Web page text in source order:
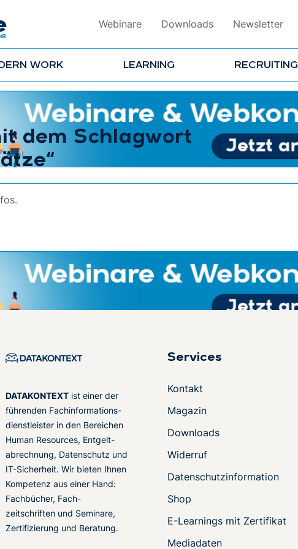
Webinare Downloads Newsletter
WORK LEARNING RECRUITING
dem Schlagwort
DATAKONTEXT ist einer der
führenden Fachinformations-
dienstleister in den Bereichen
Human Resources, Entgelt-
abrechnung, Datenschutz und
IT-Sicherheit. Wir bieten Ihnen
Kompetenz aus einer Hand:
Fachbücher, Fach-
zeitschriften und Seminare,
Zertifizierung und Beratung.
Services
Kontakt
Magazin
Downloads
Widerruf
Datenschutzinformation
Shop
E-Learnings mit Zertifikat
Mediadaten